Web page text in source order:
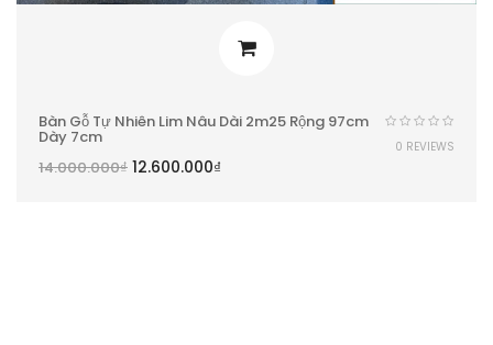
Bàn Gỗ Tự Nhiên Lim Nâu Dài 2m25 Rộng 97cm
Dày 7cm
14.000.000₫ 12.600.000₫
0 REVIEWS